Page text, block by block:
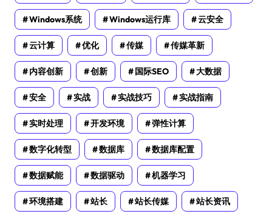
Windows系统 Windows运行库 云安全
云计算 优化 传媒 传媒革新
内容创新 创新 国际SEO 大数据
安全 实战 实战技巧 实战指南
实时处理 开发环境 弹性计算
数字化转型 数据库 数据库配置
数据赋能 数据驱动 机器学习
环境搭建 站长 站长传媒 站长资讯